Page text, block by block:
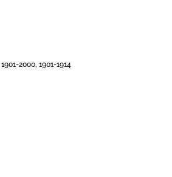
2000, 1901-1914